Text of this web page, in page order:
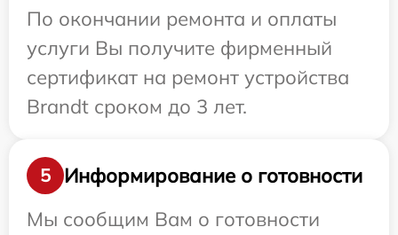
По окончании ремонта и оплаты
услуги Вы получите фирменный
сертификат на ремонт устройства
Brandt сроком до 3 лет.
5
Информирование о готовности
Мы сообщим Вам о готовности